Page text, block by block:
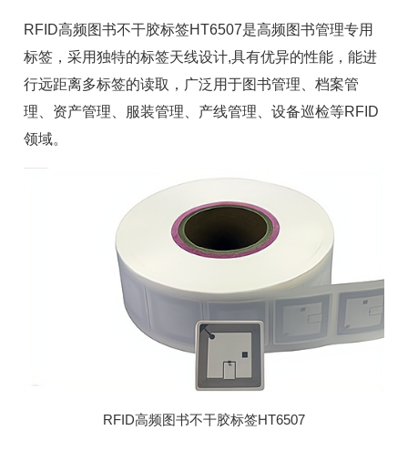
RFID高频图书不干胶标签HT6507是高频图书管理专用
标签 ，采用独特的标签天线设计,具有优异的性能，能进
行远距离多标签的读取，广泛用于图书管理、 档案管
理、资产管理、服装管理、产线管理、设备巡检等RFID
领域。
RFID高频图书不干胶标签HT6507